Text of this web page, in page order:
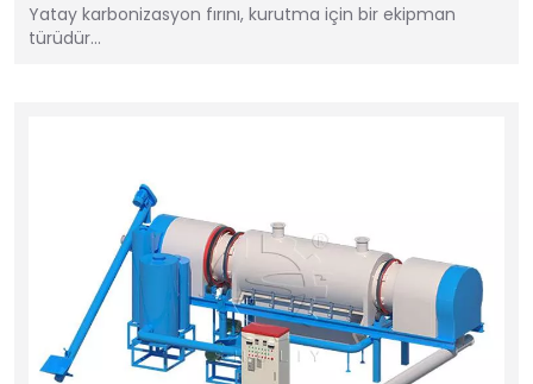
Yatay karbonizasyon fırını, kurutma için bir ekipman
türüdür...